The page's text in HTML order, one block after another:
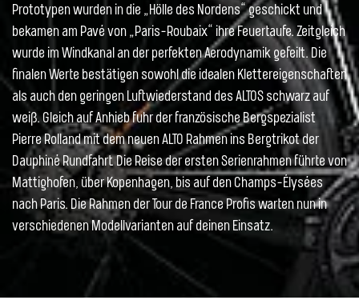
Prototypen wurden in die „Hölle des Nordens“ geschickt und
bekamen am Pavé von „Paris-Roubaix“ ihre Feuertaufe. Zeitgleich
wurde im Windkanal an der perfekten Aerodynamik gefeilt. Die
finalen Werte bestätigen sowohl die idealen Klettereigenschaften
als auch den geringen Luftwiederstand des ALTOS schwarz auf
weiß. Gleich auf Anhieb fuhr der französische Bergspezialist
Pierre Rolland mit dem neuen ALTO Rahmen ins Bergtrikot der
Dauphiné Rundfahrt. Die Reise der ersten Serienrahmen führte von
Mattighofen, über Kopenhagen, bis auf den Champs-Élysées
nach Paris. Die Rahmen der Tour de France Profis warten nun in
verschiedenen Modellvarianten auf deinen Einsatz.